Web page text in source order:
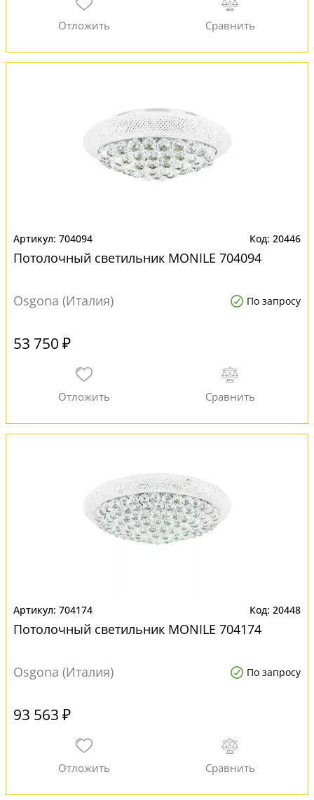
704094 20446
Потолочный светильник MONILE 704094
Osgona (Италия) По запросу
53 750 ₽
704174 20448
Потолочный светильник MONILE 704174
Osgona (Италия) По запросу
93 563 ₽